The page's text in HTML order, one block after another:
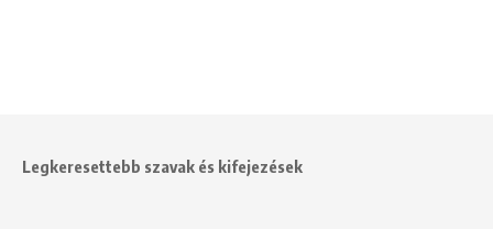
Legkeresettebb szavak és kifejezések